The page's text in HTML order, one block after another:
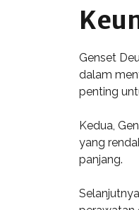
Genset
dalam
penting
Kedua,
yang
panjang.